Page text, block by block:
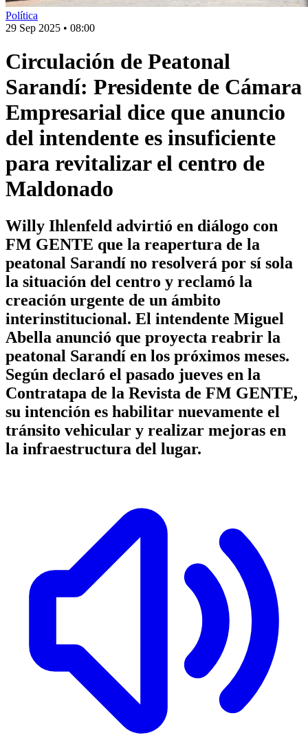
Política
29 Sep 2025 • 08:00
Circulación de Peatonal
Sarandí: Presidente de Cámara
Empresarial dice que anuncio
del intendente es insuficiente
para revitalizar el centro de
Maldonado
Willy Ihlenfeld advirtió en diálogo con
FM GENTE que la reapertura de la
peatonal Sarandí no resolverá por sí sola
la situación del centro y reclamó la
creación urgente de un ámbito
interinstitucional. El intendente Miguel
Abella anunció que proyecta reabrir la
peatonal Sarandí en los próximos meses.
Según declaró el pasado jueves en la
Contratapa de la Revista de FM GENTE,
su intención es habilitar nuevamente el
tránsito vehicular y realizar mejoras en
la infraestructura del lugar.